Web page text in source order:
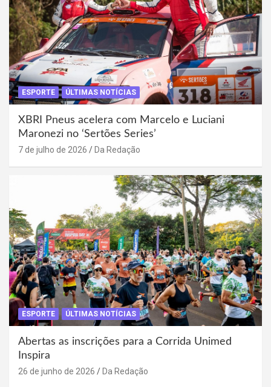
ESPORTE ÚLTIMAS NOTÍCIAS
XBRI Pneus acelera com Marcelo e Luciani
Maronezi no ‘Sertões Series’
7 de julho de 2026 Da Redação
ESPORTE ÚLTIMAS NOTÍCIAS
Abertas as inscrições para a Corrida Unimed
Inspira
26 de junho de 2026 Da Redação